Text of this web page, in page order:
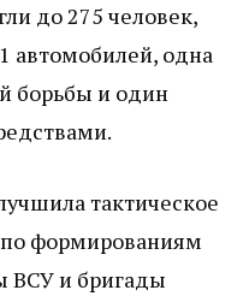
до 275 человек,
автомобилей, одна
борьбы и один
тактическое
формированиям
ВСУ и бригады